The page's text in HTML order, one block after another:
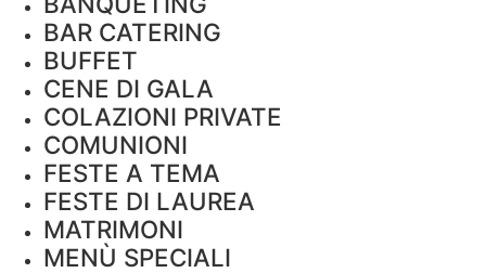
BAR CATERING
BUFFET
CENE DI GALA
COLAZIONI PRIVATE
COMUNIONI
FESTE A TEMA
FESTE DI LAUREA
MATRIMONI
MENÙ SPECIALI